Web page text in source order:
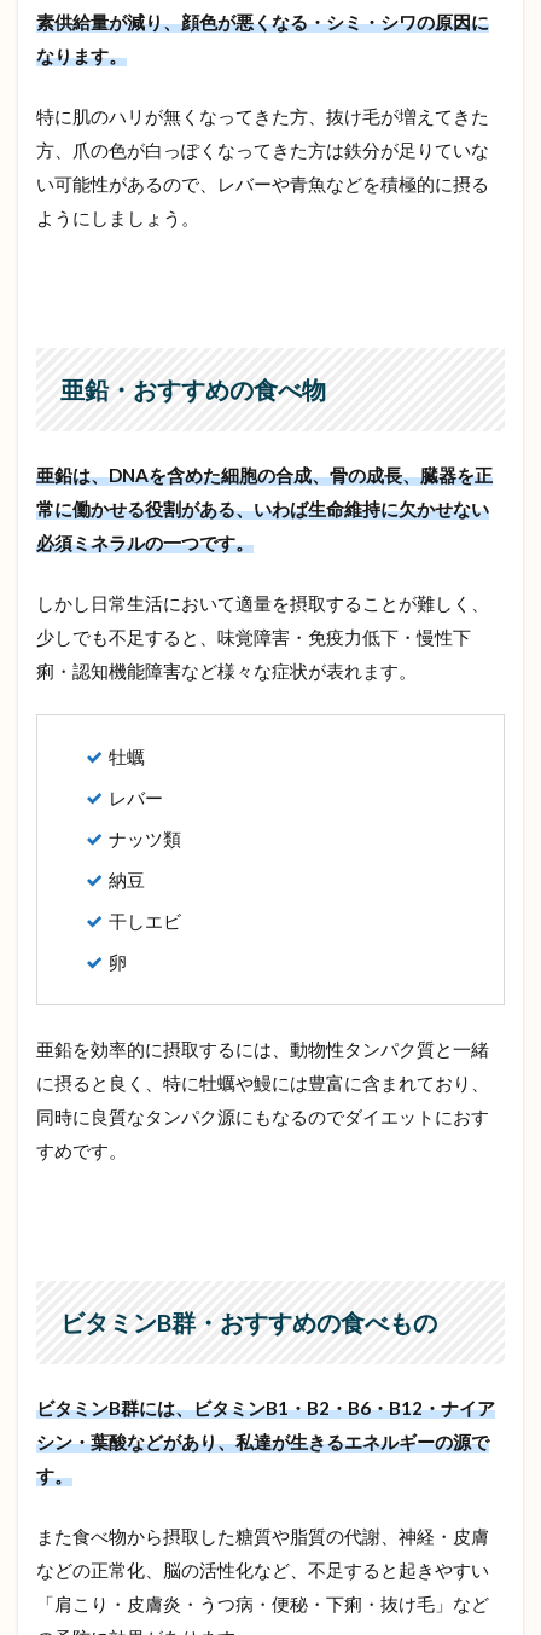
素供給量が減り、顔色が悪くなる・シミ・シワの原因に
なります。
特に肌のハリが無くなってきた方、抜け毛が増えてきた
方、爪の色が白っぽくなってきた方は鉄分が足りていな
い可能性があるので、レバーや青魚などを積極的に摂る
ようにしましょう。
亜鉛・おすすめの食べ物
亜鉛は、DNAを含めた細胞の合成、骨の成長、臓器を正
常に働かせる役割がある、いわば生命維持に欠かせない
必須ミネラルの一つです。
しかし日常生活において適量を摂取することが難しく、
少しでも不足すると、味覚障害・免疫力低下・慢性下
痢・認知機能障害など様々な症状が表れます。
牡蠣
レバー
ナッツ類
納豆
干しエビ
卵
亜鉛を効率的に摂取するには、動物性タンパク質と一緒
に摂ると良く、特に牡蠣や鰻には豊富に含まれており、
同時に良質なタンパク源にもなるのでダイエットにおす
すめです。
ビタミンB群・おすすめの食べもの
ビタミンB群には、ビタミンB1・B2・B6・B12・ナイア
シン・葉酸などがあり、私達が生きるエネルギーの源で
す。
また食べ物から摂取した糖質や脂質の代謝、神経・皮膚
などの正常化、脳の活性化など、不足すると起きやすい
「肩こり・皮膚炎・うつ病・便秘・下痢・抜け毛」など